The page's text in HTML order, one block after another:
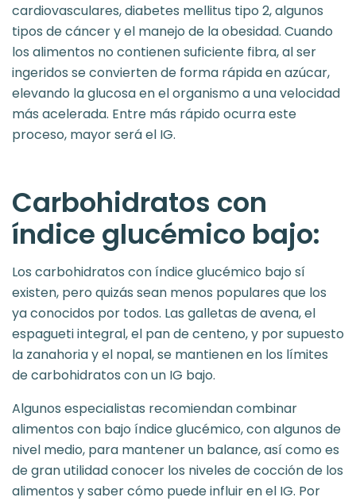
cardiovasculares, diabetes mellitus tipo 2, algunos
tipos de cáncer y el manejo de la obesidad. Cuando
los alimentos no contienen suficiente fibra, al ser
ingeridos se convierten de forma rápida en azúcar,
elevando la glucosa en el organismo a una velocidad
más acelerada. Entre más rápido ocurra este
proceso, mayor será el IG.
Carbohidratos con
índice glucémico bajo:
Los carbohidratos con índice glucémico bajo sí
existen, pero quizás sean menos populares que los
ya conocidos por todos. Las galletas de avena, el
espagueti integral, el pan de centeno, y por supuesto
la zanahoria y el nopal, se mantienen en los límites
de carbohidratos con un IG bajo.
Algunos especialistas recomiendan combinar
alimentos con bajo índice glucémico, con algunos de
nivel medio, para mantener un balance, así como es
de gran utilidad conocer los niveles de cocción de los
alimentos y saber cómo puede influir en el IG. Por